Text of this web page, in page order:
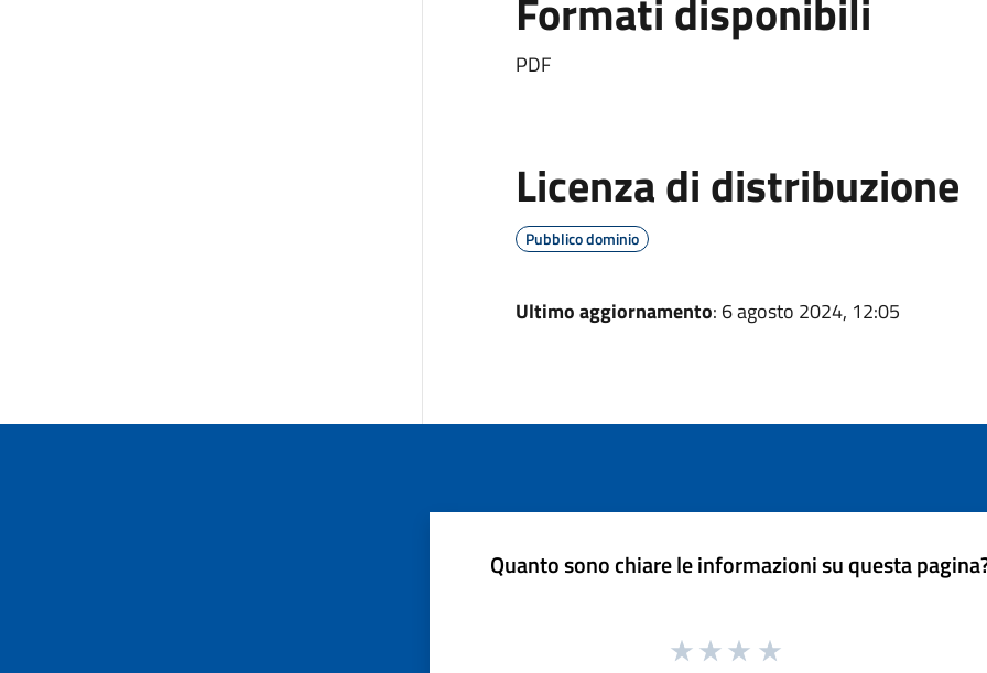
Formati disponibili
PDF
Licenza di distribuzione
Pubblico dominio
Ultimo aggiornamento: 6 agosto 2024, 12:05
Quanto sono chiare le informazioni su questa